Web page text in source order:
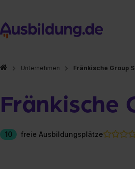
Unternehmen Fränkische Group
Fränkische
10 freie Ausbildungsplätze